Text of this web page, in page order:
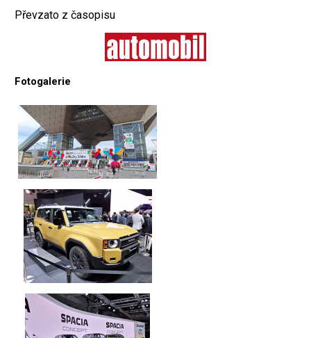
Převzato z časopisu
Fotogalerie